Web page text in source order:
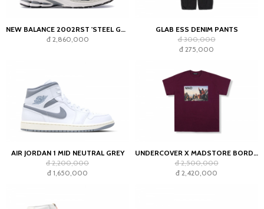
NEW BALANCE 2002RST 'STEEL GREY'
đ 2,860,000
GLAB ESS DENIM PANTS
đ 300,000
đ 275,000
AIR JORDAN 1 MID NEUTRAL GREY
đ 2,200,000
đ 1,650,000
UNDERCOVER X MADSTORE BORDEAUX T-SHIRT
đ 2,500,000
đ 2,420,000